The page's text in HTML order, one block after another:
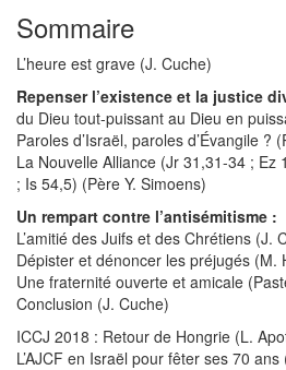
Sommaire
L’heure est grave (J. Cuche)
Repenser l’existence et la justice
du Dieu tout-puissant au Dieu en
Paroles d’Israël, paroles d’Évangile ?
La Nouvelle Alliance (Jr 31,31-34 ; Ez
; Is 54,5) (Père Y. Simoens)
Un rempart contre l’antisémitisme :
L’amitié des Juifs et des Chrétiens (J.
Dépister et dénoncer les préjugés (M.
Une fraternité ouverte et amicale
Conclusion (J. Cuche)
ICCJ 2018 : Retour de Hongrie (L.
L’AJCF en Israël pour fêter ses 70